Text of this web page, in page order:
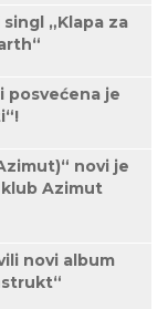
„Klapa za
posvećena je
novi je
Azimut
novi album